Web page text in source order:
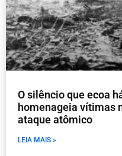
O silêncio que ecoa
homenageia vítimas
ataque atômico
LEIA MAIS »